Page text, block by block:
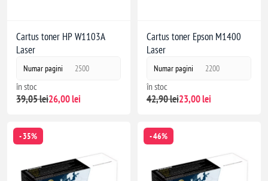
Cartus toner HP W1103A
Laser
Numar pagini 2500
în stoc
39,05 lei26,00 lei
Cartus toner Epson M1400
Laser
Numar pagini 2200
în stoc
42,90 lei23,00 lei
- 35% - 46%